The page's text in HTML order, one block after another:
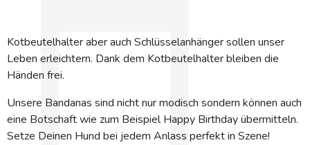
Kotbeutelhalter aber auch Schlüsselanhänger sollen unser
Leben erleichtern. Dank dem Kotbeutelhalter bleiben die
Händen frei.
Unsere Bandanas sind nicht nur modisch sondern können auch
eine Botschaft wie zum Beispiel Happy Birthday übermitteln.
Setze Deinen Hund bei jedem Anlass perfekt in Szene!